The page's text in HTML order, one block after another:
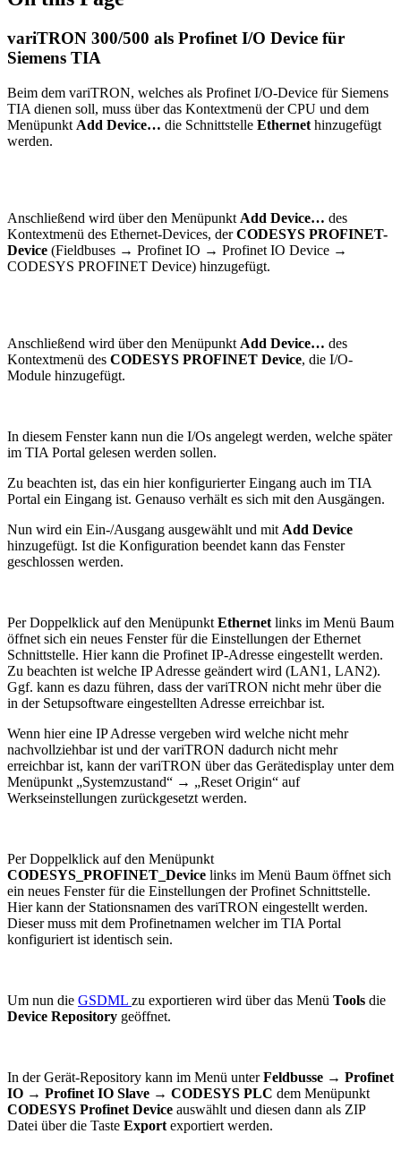
variTRON 300/500 als Profinet I/O Device für
Siemens TIA
Beim dem variTRON, welches als Profinet I/O-Device für Siemens
TIA dienen soll, muss über das Kontextmenü der CPU und dem
Menüpunkt Add Device… die Schnittstelle Ethernet hinzugefügt
werden.
Anschließend wird über den Menüpunkt Add Device… des
Kontextmenü des Ethernet-Devices, derCODESYS PROFINET-
Device (Fieldbuses → Profinet IO → Profinet IO Device →
CODESYS PROFINET Device) hinzugefügt.
Anschließend wird über den Menüpunkt Add Device… des
Kontextmenü des CODESYS PROFINET Device, die I/O-
Module hinzugefügt.
In diesem Fenster kann nun die I/Os angelegt werden, welche später
im TIA Portal gelesen werden sollen.
Zu beachten ist, das ein hier konfigurierter Eingang auch im TIA
Portal ein Eingang ist. Genauso verhält es sich mit den Ausgängen.
Nun wird ein Ein-/Ausgang ausgewählt und mit Add Device
hinzugefügt. Ist die Konfiguration beendet kann das Fenster
geschlossen werden.
Per Doppelklick auf den Menüpunkt Ethernet links im Menü Baum
öffnet sich ein neues Fenster für die Einstellungen der Ethernet
Schnittstelle. Hier kann die Profinet IP-Adresse eingestellt werden.
Zu beachten ist welche IP Adresse geändert wird (LAN1, LAN2).
Ggf. kann es dazu führen, dass der variTRON nicht mehr über die
in der Setupsoftware eingestellten Adresse erreichbar ist.
Wenn hier eine IP Adresse vergeben wird welche nicht mehr
nachvollziehbar ist und der variTRON dadurch nicht mehr
erreichbar ist, kann der variTRON über das Gerätedisplay unter dem
Menüpunkt „Systemzustand“ → „Reset Origin“ auf
Werkseinstellungen zurückgesetzt werden.
Per Doppelklick auf den Menüpunkt
CODESYS_PROFINET_Device links im Menü Baum öffnet sich
ein neues Fenster für die Einstellungen der Profinet Schnittstelle.
Hier kann der Stationsnamen des variTRON eingestellt werden.
Dieser muss mit dem Profinetnamen welcher im TIA Portal
konfiguriert ist identisch sein.
Um nun die GSDML zu exportieren wird über das Menü Tools die
Device Repository geöffnet.
In der Gerät-Repository kann im Menü unterFeldbusse → Profinet
IO → Profinet IO Slave → CODESYS PLC dem Menüpunkt
CODESYS Profinet Device auswählt und diesen dann als ZIP
Datei über die Taste Export exportiert werden.